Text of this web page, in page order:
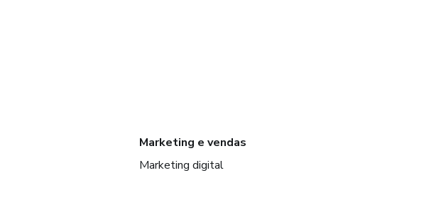
Marketing e vendas
Marketing digital